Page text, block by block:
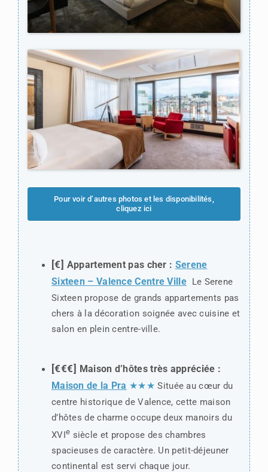
Pour voir d’autres photos et les disponibilités,
cliquez ici
[€] Appartement pas cher : Serene
Sixteen – Valence Centre Ville Le Serene
Sixteen propose de grands appartements pas
chers à la décoration soignée avec cuisine et
salon en plein centre-ville.
[€€€] Maison d’hôtes très appréciée :
Maison de la Pra ★★★ Située au cœur du
centre historique de Valence, cette maison
d’hôtes de charme occupe deux manoirs du
XVIe siècle et propose des chambres
spacieuses de caractère. Un petit-déjeuner
continental est servi chaque jour.